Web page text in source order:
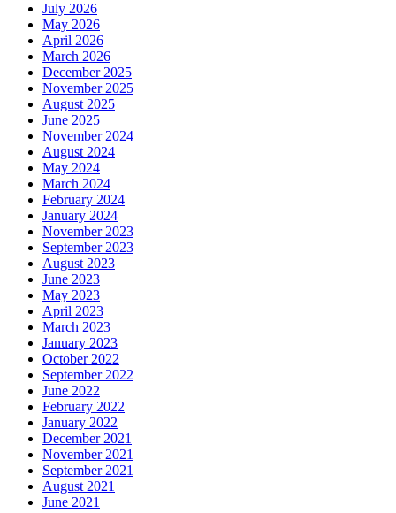
July 2026
May 2026
April 2026
March 2026
December 2025
November 2025
August 2025
June 2025
November 2024
August 2024
May 2024
March 2024
February 2024
January 2024
November 2023
September 2023
August 2023
June 2023
May 2023
April 2023
March 2023
January 2023
October 2022
September 2022
June 2022
February 2022
January 2022
December 2021
November 2021
September 2021
August 2021
June 2021